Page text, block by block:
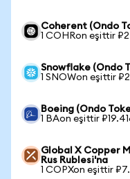
Coherent (Ondo
1 COHRon eşittir
Snowflake (Ondo
1 SNOWon eşittir
Boeing (Ondo
1 BAon eşittir
Global X Copper
Rus Rublesi'na
1 COPXon eşittir